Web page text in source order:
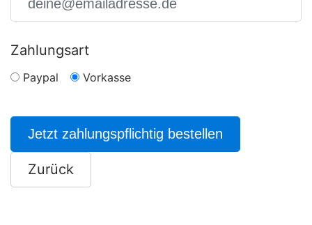
Zahlungsart
Paypal Vorkasse
Jetzt zahlungspflichtig bestellen
Zurück